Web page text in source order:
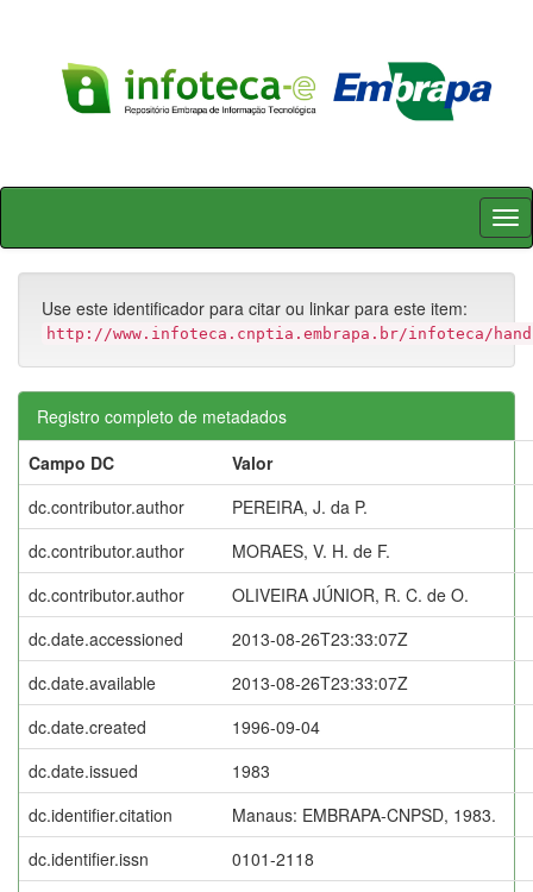
Skip
Use este identificador para citar ou linkar para este item:
http://www.infoteca.cnptia.embrapa.br/infoteca/
Registro completo de metadados
Campo DC
Valor
dc.contributor.author
PEREIRA, J. da P.
dc.contributor.author
MORAES, V. H. de F.
dc.contributor.author
OLIVEIRA JÚNIOR, R. C. de O.
dc.date.accessioned
2013-08-26T23:33:07Z
dc.date.available
2013-08-26T23:33:07Z
dc.date.created
1996-09-04
dc.date.issued
1983
dc.identifier.citation
Manaus: EMBRAPA-CNPSD, 1983.
dc.identifier.issn
0101-2118